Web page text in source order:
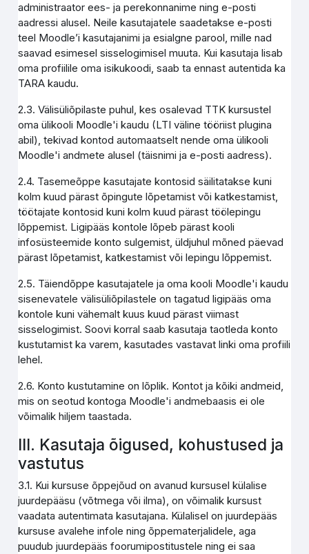
administraator ees- ja perekonnanime ning e-posti
aadressi alusel. Neile kasutajatele saadetakse e-posti
teel Moodle’i kasutajanimi ja esialgne parool, mille nad
saavad esimesel sisselogimisel muuta. Kui kasutaja lisab
oma profiilile oma isikukoodi, saab ta ennast autentida ka
TARA kaudu.
2.3. Välisüliõpilaste puhul, kes osalevad TTK kursustel
oma ülikooli Moodle'i kaudu (LTI väline tööriist plugina
abil), tekivad kontod automaatselt nende oma ülikooli
Moodle'i andmete alusel (täisnimi ja e-posti aadress).
2.4. Tasemeõppe kasutajate kontosid säilitatakse kuni
kolm kuud pärast õpingute lõpetamist või katkestamist,
töötajate kontosid kuni kolm kuud pärast töölepingu
lõppemist. Ligipääs kontole lõpeb pärast kooli
infosüsteemide konto sulgemist, üldjuhul mõned päevad
pärast lõpetamist, katkestamist või lepingu lõppemist.
2.5. Täiendõppe kasutajatele ja oma kooli Moodle'i kaudu
sisenevatele välisüliõpilastele on tagatud ligipääs oma
kontole kuni vähemalt kuus kuud pärast viimast
sisselogimist. Soovi korral saab kasutaja taotleda konto
kustutamist ka varem, kasutades vastavat linki oma profiili
lehel.
2.6. Konto kustutamine on lõplik. Kontot ja kõiki andmeid,
mis on seotud kontoga Moodle'i andmebaasis ei ole
võimalik hiljem taastada.
III. Kasutaja õigused, kohustused ja
vastutus
3.1. Kui kursuse õppejõud on avanud kursusel külalise
juurdepääsu (võtmega või ilma), on võimalik kursust
vaadata autentimata kasutajana. Külalisel on juurdepääs
kursuse avalehe infole ning õppematerjalidele, aga
puudub juurdepääs foorumipostitustele ning ei saa